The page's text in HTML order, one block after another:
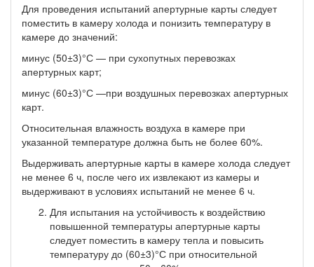
Для проведения испытаний апертурные карты следует
по­местить в камеру холода и понизить температуру в
камере до значений:
минус (50±3)°С — при сухопутных перевозках
апертурных карт;
минус (60±3)°С —при воздушных перевозках апертурных
карт.
Относительная влажность воздуха в камере при
указанной температуре должна быть не более 60%.
Выдерживать апертурные карты в камере холода следует
не менее 6 ч, после чего их извлекают из камеры и
выдерживают в условиях испытаний не менее 6 ч.
Для испытания на устойчивость к воздействию
повышен­ной температуры апертурные карты
следует поместить в камеру тепла и повысить
температуру до (60±3)°С при относительной